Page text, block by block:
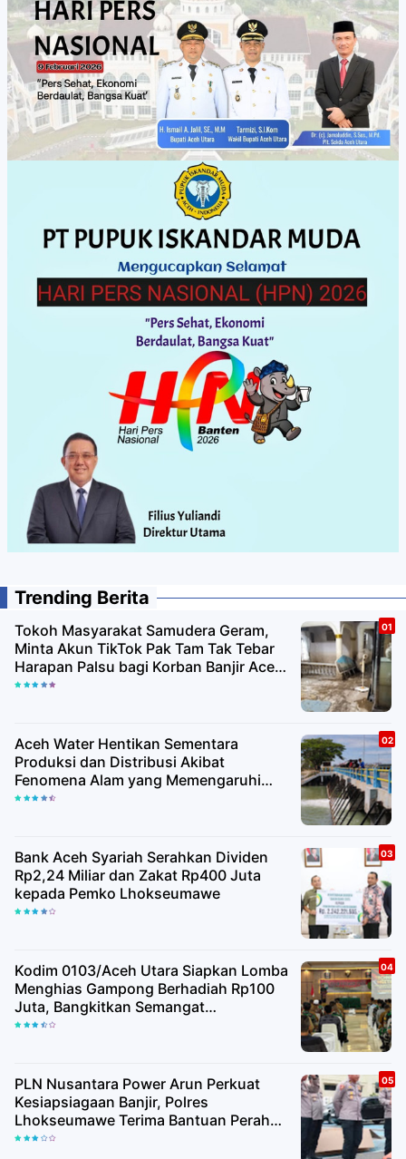
Trending Berita
Tokoh Masyarakat Samudera Geram,
Minta Akun TikTok Pak Tam Tak Tebar
Harapan Palsu bagi Korban Banjir Aceh
Utara
Aceh Water Hentikan Sementara
Produksi dan Distribusi Akibat
Fenomena Alam yang Memengaruhi
Kualitas Air Baku
Bank Aceh Syariah Serahkan Dividen
Rp2,24 Miliar dan Zakat Rp400 Juta
kepada Pemko Lhokseumawe
Kodim 0103/Aceh Utara Siapkan Lomba
Menghias Gampong Berhadiah Rp100
Juta, Bangkitkan Semangat
Kemerdekaan hingga Pelosok Desa
PLN Nusantara Power Arun Perkuat
Kesiapsiagaan Banjir, Polres
Lhokseumawe Terima Bantuan Perahu
Karet